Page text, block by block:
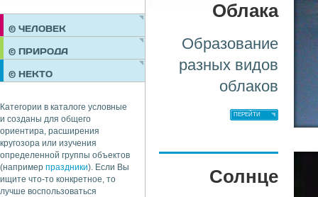
© ЧЕЛОВЕК
ПРАЗДНИКИ
ОБЩЕСТВО
© ПРИРОДА
© НЕКТО
Категории в каталоге условные
и созданы для общего
ориентира, расширения
кругозора или изучения
определенной группы объектов
(например праздники). Если Вы
ищите что-то конкретное, то
лучше воспользоваться
Облака
Образование
разных видов
облаков
ПЕРЕЙТИ
Солнце